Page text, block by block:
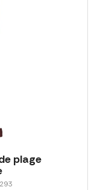
plage